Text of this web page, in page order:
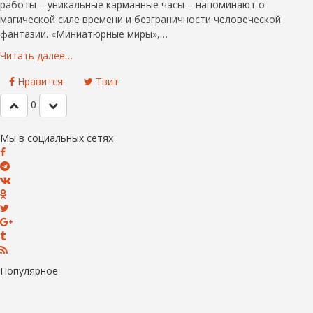
работы – уникальные карманные часы – напоминают о
магической силе времени и безграничности человеческой
фантазии. «Миниатюрные миры»,…
Читать далее…
Нравится
Твит
0
Мы в социальных сетях
Популярное